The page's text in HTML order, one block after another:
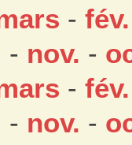
-fév.
- nov. -
-fév.
- nov. -